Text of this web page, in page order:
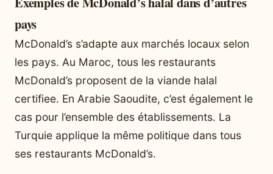
pays
McDonald’s s’adapte aux marchés locaux selon
les pays. Au Maroc, tous les restaurants
McDonald’s proposent de la viande halal
certifiee. En Arabie Saoudite, c’est également le
cas pour l’ensemble des établissements. La
Turquie applique la même politique dans tous
ses restaurants McDonald’s.